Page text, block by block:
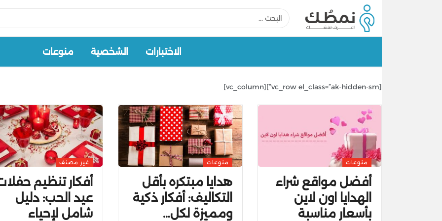
الاختبارات الشخصية منوعات
[vc_row el_class=”ak-hidden-sm”][vc_column]
منوعات
أفضل مواقع شراء
الهدايا اون لاين
بأسعار مناسبة
منوعات
هدايا مبتكره بأقل
التكاليف: أفكار ذكية
ومميزة لكل…
غير مصنف
أفكار تنظيم
عيد الحب: دليل
شامل لإحياء